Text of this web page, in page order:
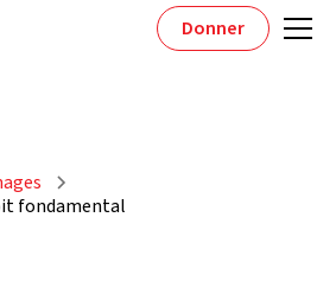
Donner
fondamental